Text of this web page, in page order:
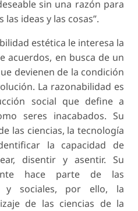
sin una razón para
ideas y las cosas”.
estética le interesa la
acuerdos, en busca de un
devienen de la condición
La razonabilidad es
social que define a
seres inacabados. Su
las ciencias, la tecnología
la capacidad de
disentir y asentir. Su
hace parte de las
y sociales, por ello, la
de las ciencias de la